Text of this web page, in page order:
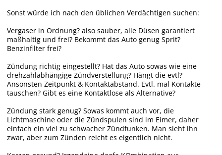
Sonst würde ich nach den üblichen Verdächtigen suchen:
Vergaser in Ordnung? also sauber, alle Düsen garantiert
maßhaltig und frei? Bekommt das Auto genug Sprit?
Benzinfilter frei?
Zündung richtig eingestellt? Hat das Auto sowas wie eine
drehzahlabhängige Zündverstellung? Hängt die evtl?
Ansonsten Zeitpunkt & Kontaktabstand. Evtl. mal Kontakte
tauschen? Gibt es eine Kontaktlose als Alternative?
Zündung stark genug? Sowas kommt auch vor, die
Lichtmaschine oder die Zündspulen sind im Eimer, daher
einfach ein viel zu schwacher Zündfunken. Man sieht ihn
zwar, aber zum Zünden reicht es eigentlich nicht.